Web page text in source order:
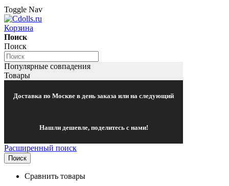
Toggle Nav
Корзина
Поиск
Поиск
Популярные совпадения
Товары
Доставка по Москве в день заказа или на следующий
Нашли дешевле, поделитесь с нами!
Расширенный поиск
Поиск
Сравнить товары